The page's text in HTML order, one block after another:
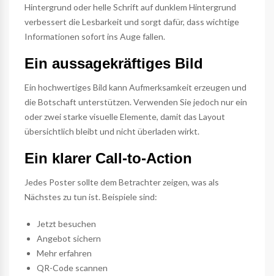
Hintergrund oder helle Schrift auf dunklem Hintergrund
verbessert die Lesbarkeit und sorgt dafür, dass wichtige
Informationen sofort ins Auge fallen.
Ein aussagekräftiges Bild
Ein hochwertiges Bild kann Aufmerksamkeit erzeugen und
die Botschaft unterstützen. Verwenden Sie jedoch nur ein
oder zwei starke visuelle Elemente, damit das Layout
übersichtlich bleibt und nicht überladen wirkt.
Ein klarer Call-to-Action
Jedes Poster sollte dem Betrachter zeigen, was als
Nächstes zu tun ist. Beispiele sind:
Jetzt besuchen
Angebot sichern
Mehr erfahren
QR-Code scannen